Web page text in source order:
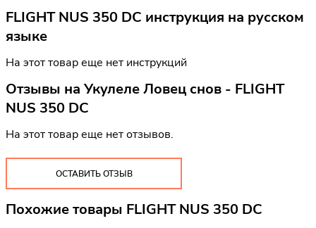
FLIGHT NUS 350 DC инструкция на русском
языке
На этот товар еще нет инструкций
Отзывы на Укулеле Ловец снов - FLIGHT
NUS 350 DC
На этот товар еще нет отзывов.
ОСТАВИТЬ ОТЗЫВ
Похожие товары FLIGHT NUS 350 DC